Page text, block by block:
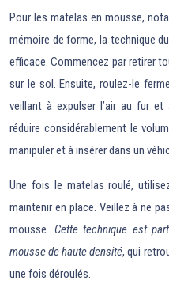
Pour les matelas en mousse,
mémoire de forme, la technique
efficace. Commencez par retirer
sur le sol. Ensuite, roulez-le
veillant à expulser l’air au fur
réduire considérablement le
manipuler et à insérer dans un
Une fois le matelas roulé,
maintenir en place. Veillez à ne
mousse. Cette technique est
mousse de haute densité, qui
une fois déroulés.